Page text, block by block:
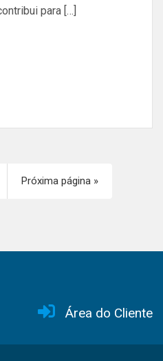
para […]
Próxima página »
Área do Cliente